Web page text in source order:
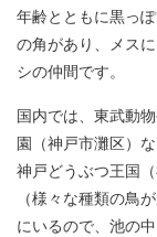
年齢とともに黒っ
の角があり、メス
シの仲間です。
国内では、東武動
園（神戸市灘区）
神戸どうぶつ王国
（様々な種類の鳥
にいるので、池の